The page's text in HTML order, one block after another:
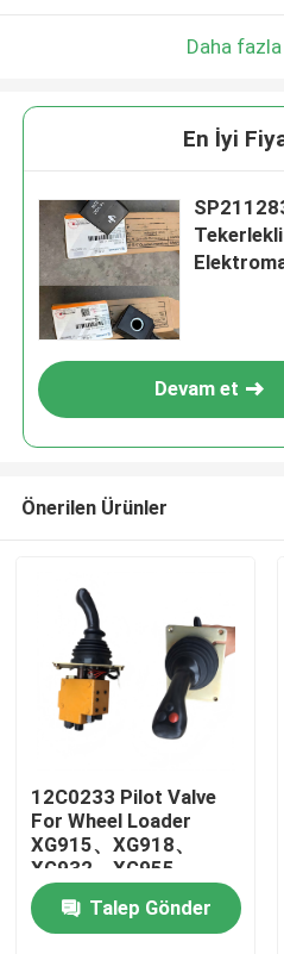
Ev
Ürünler
Daha
En İyi
Devam et
Önerilen Ürünler
12C0233 Pilot Valve
For Wheel Loader
XG915、XG918、
XG932、XG955、
XG962、XG982 spare
parts Talep Gönder